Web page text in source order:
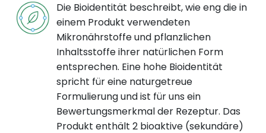
Die Bioidentität beschreibt, wie eng die in
einem Produkt verwendeten
Mikronährstoffe und pflanzlichen
Inhaltsstoffe ihrer natürlichen Form
entsprechen. Eine hohe Bioidentität
spricht für eine naturgetreue
Formulierung und ist für uns ein
Bewertungsmerkmal der Rezeptur. Das
Produkt enthält 2 bioaktive (sekundäre)